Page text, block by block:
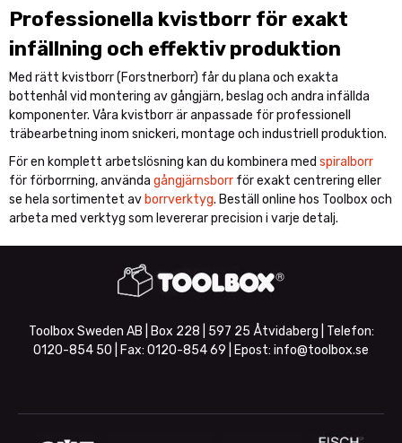
Professionella kvistborr för exakt
infällning och effektiv produktion
Med rätt kvistborr (Forstnerborr) får du plana och exakta
bottenhål vid montering av gångjärn, beslag och andra infällda
komponenter. Våra kvistborr är anpassade för professionell
träbearbetning inom snickeri, montage och industriell produktion.
För en komplett arbetslösning kan du kombinera med spiralborr
för förborrning, använda gångjärnsborr för exakt centrering eller
se hela sortimentet av borrverktyg. Beställ online hos Toolbox och
arbeta med verktyg som levererar precision i varje detalj.
Toolbox Sweden AB | Box 228 | 597 25 Åtvidaberg | Telefon:
0120-854 50 | Fax: 0120-854 69 | Epost: info@toolbox.se